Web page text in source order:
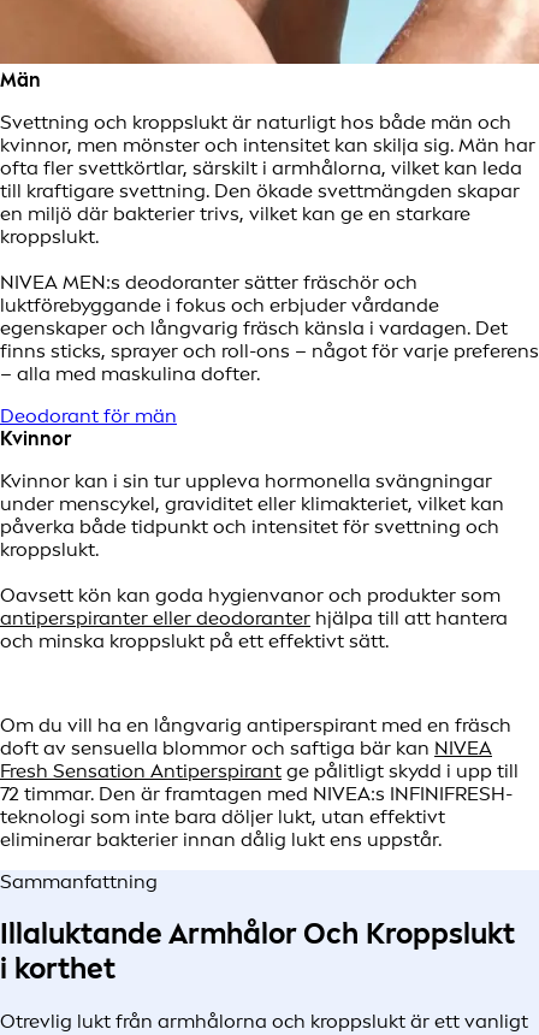
Män
Svettning och kroppslukt är naturligt hos både män och
kvinnor, men mönster och intensitet kan skilja sig. Män har
ofta fler svettkörtlar, särskilt i armhålorna, vilket kan leda
till kraftigare svettning. Den ökade svettmängden skapar
en miljö där bakterier trivs, vilket kan ge en starkare
kroppslukt.
NIVEA MEN:s deodoranter sätter fräschör och
luktförebyggande i fokus och erbjuder vårdande
egenskaper och långvarig fräsch känsla i vardagen. Det
finns sticks, sprayer och roll-ons – något för varje preferens
– alla med maskulina dofter.
Deodorant för män
Kvinnor
Kvinnor kan i sin tur uppleva hormonella svängningar
under menscykel, graviditet eller klimakteriet, vilket kan
påverka både tidpunkt och intensitet för svettning och
kroppslukt.
Oavsett kön kan goda hygienvanor och produkter som
antiperspiranter eller deodoranter hjälpa till att hantera
och minska kroppslukt på ett effektivt sätt.
Om du vill ha en långvarig antiperspirant med en fräsch
doft av sensuella blommor och saftiga bär kan NIVEA
Fresh Sensation Antiperspirant ge pålitligt skydd i upp till
72 timmar. Den är framtagen med NIVEA:s INFINIFRESH-
teknologi som inte bara döljer lukt, utan effektivt
eliminerar bakterier innan dålig lukt ens uppstår.
Sammanfattning
Illaluktande Armhålor Och Kroppslukt
i korthet
Otrevlig lukt från armhålorna och kroppslukt är ett vanligt